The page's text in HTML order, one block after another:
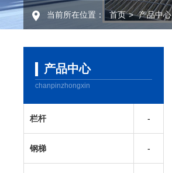
当前所在位置： 首页 > 产品中心
产品中心
chanpinzhongxin
栏杆
钢梯